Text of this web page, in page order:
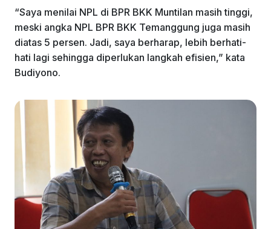
“Saya menilai NPL di BPR BKK Muntilan masih tinggi,
meski angka NPL BPR BKK Temanggung juga masih
diatas 5 persen. Jadi, saya berharap, lebih berhati-
hati lagi sehingga diperlukan langkah efisien,” kata
Budiyono.